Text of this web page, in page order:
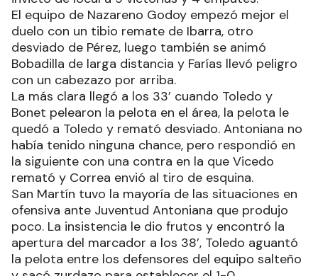
El equipo de Nazareno Godoy empezó mejor el
duelo con un tibio remate de Ibarra, otro
desviado de Pérez, luego también se animó
Bobadilla de larga distancia y Farías llevó peligro
con un cabezazo por arriba.
La más clara llegó a los 33’ cuando Toledo y
Bonet pelearon la pelota en el área, la pelota le
quedó a Toledo y remató desviado. Antoniana no
había tenido ninguna chance, pero respondió en
la siguiente con una contra en la que Vicedo
remató y Correa envió al tiro de esquina.
San Martín tuvo la mayoría de las situaciones en
ofensiva ante Juventud Antoniana que produjo
poco. La insistencia le dio frutos y encontró la
apertura del marcador a los 38’, Toledo aguantó
la pelota entre los defensores del equipo salteño